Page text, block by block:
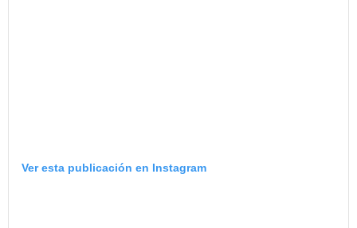
Ver esta publicación en Instagram